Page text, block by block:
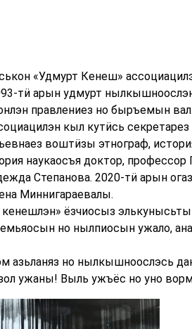
«Удмурт Кенеш»
тӥ арын удмурт
правлениез но быръемын
кыл кутӥсь
воштӥзы этнограф,
наукаосъя доктор,
Степанова. 2020-тӥ арын
Миннигараевалы.
ёзчиосыз
но нылпиосын ужало,
но нылкышноослэсь
ужаны! Выль ужъёс но уно